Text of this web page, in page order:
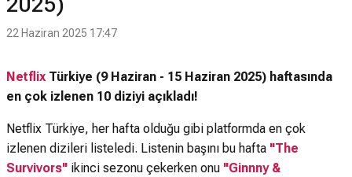
22 Haziran 2025 17:47
Netflix Türkiye (9 Haziran - 15 Haziran 2025) haftasında
en çok izlenen 10 diziyi açıkladı!
Netflix Türkiye, her hafta olduğu gibi platformda en çok
izlenen dizileri listeledi. Listenin başını bu hafta "The
Survivors" ikinci sezonu çekerken onu "Ginnny &